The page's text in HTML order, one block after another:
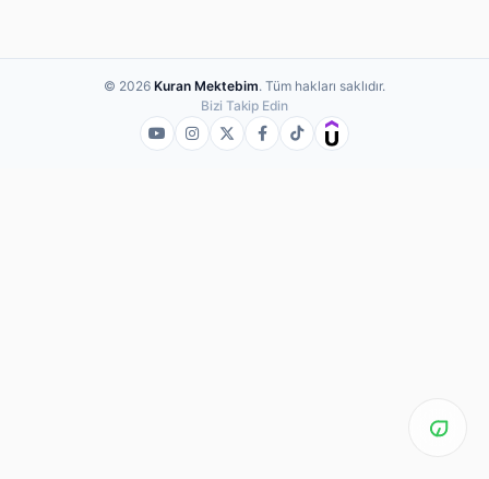
© 2026 Kuran Mektebim. Tüm hakları saklıdır.
Bizi Takip Edin